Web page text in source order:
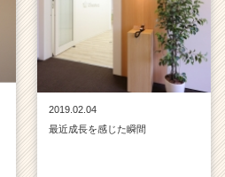
2019.02.04
最近成長を感じた瞬間